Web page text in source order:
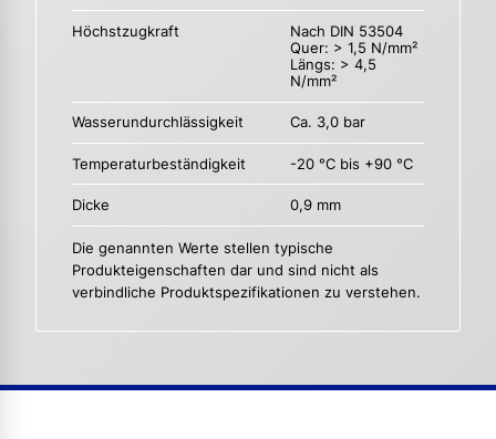
Höchstzugkraft
Nach DIN 53504
Quer: > 1,5 N/mm²
Längs: > 4,5
N/mm²
Wasserundurchlässigkeit Ca. 3,0 bar
Temperaturbeständigkeit -20 °C bis +90 °C
Dicke 0,9 mm
Die genannten Werte stellen typische
Produkteigenschaften dar und sind nicht als
verbindliche Produktspezifikationen zu verstehen.